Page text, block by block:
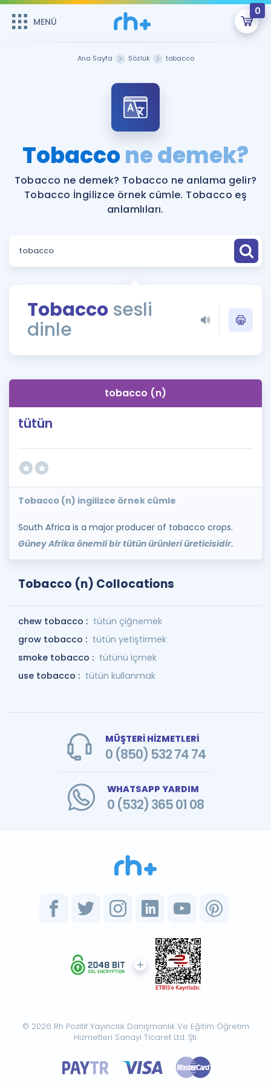
MENÜ
0
ÜYE DEĞİLİM
Sepetin Şu An Boş.
Remzi Hoca ile seni sınava hazırlayacak onlarca eğitim seni
bekliyor!
MENÜ
Faydalı Araçlar
Sözlük
Rehberlik Aracı
ÖSYM Sınav Takvimi
İngilizce Gramer
Hakkımızda
Ana Sayfa Sözlük tobacco
Tobaccone demek?
Tobacco ne demek? Tobacco ne anlama gelir?
Tobacco İngilizce örnek cümle. Tobacco eş
anlamlıları.
Tobacco sesli
dinle
tobacco (n)
tütün
Tobacco (n) ingilizce örnek cümle
South Africa is a major producer of tobacco crops.
Güney Afrika önemli bir tütün ürünleri üreticisidir.
Tobacco (n) Collocations
chew tobacco : tütün çiğnemek
grow tobacco : tütün yetiştirmek
smoke tobacco : tütünü içmek
use tobacco : tütün kullanmak
MÜŞTERİ HİZMETLERİ
0 (850) 532 74 74
WHATSAPP YARDIM
0 (532) 365 01 08
© 2026 Rh Pozitif Yayıncılık Danışmanlık Ve Eğitim Öğretim
Hizmetleri Sanayi Ticaret Ltd. Şti.